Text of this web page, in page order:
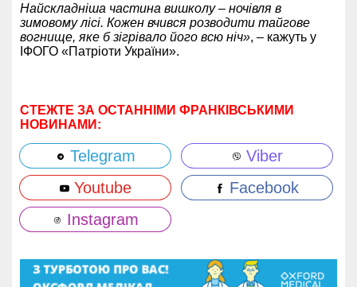
Найскладніша частина вишколу – ночівля в
зимовому лісі. Кожен вчився розводити тайгове
вогнище, яке б зігрівало його всю ніч», – кажуть у
ІФОГО «Патріоти України».
СТЕЖТЕ ЗА ОСТАННІМИ ФРАНКІВСЬКИМИ
НОВИНАМИ:
Telegram
Viber
Youtube
Facebook
Instagram